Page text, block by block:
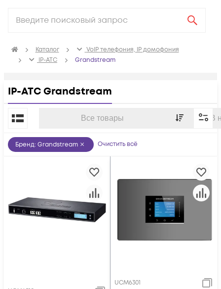
Каталог
VoIP телефония, IP домофония
IP-ATC
Grandstream
IP-ATC Grandstream
Все товары В
По популярности
Бренд: Grandstream Очистить всё
UCM6301